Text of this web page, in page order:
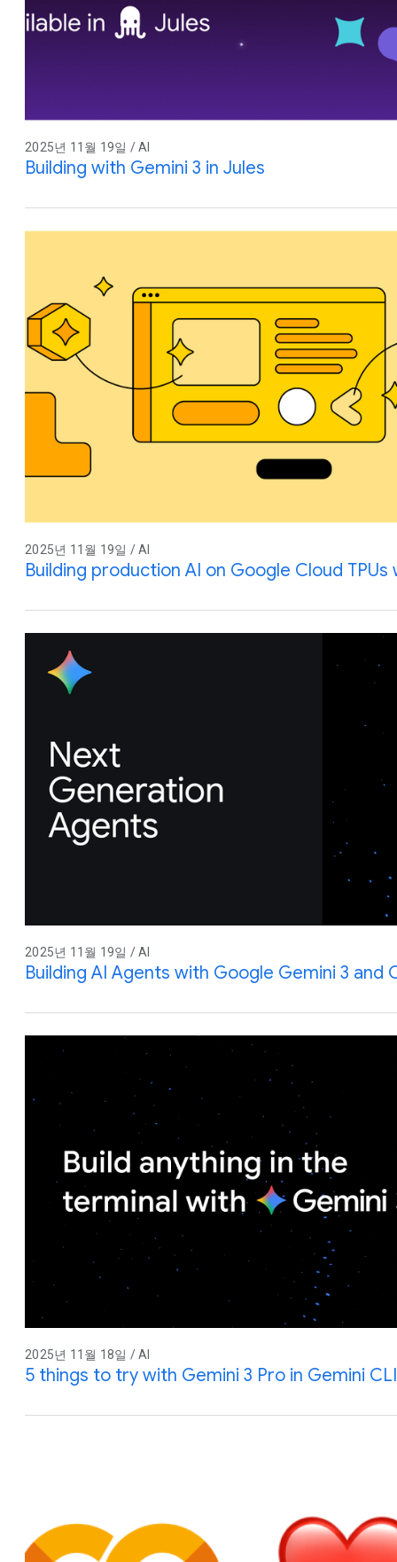
2025년 11월 19일 / AI
Building with Gemini 3 in Jules
2025년 11월 19일 / AI
Building production AI on Google Cloud TPUs
2025년 11월 19일 / AI
Building AI Agents with Google Gemini 3 and
2025년 11월 18일 / AI
5 things to try with Gemini 3 Pro in Gemini CLI